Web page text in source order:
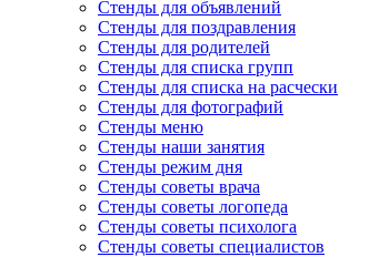
Стенды для объявлений
Стенды для поздравления
Стенды для родителей
Стенды для списка групп
Стенды для списка на расчески
Стенды для фотографий
Стенды меню
Стенды наши занятия
Стенды режим дня
Стенды советы врача
Стенды советы логопеда
Стенды советы психолога
Стенды советы специалистов